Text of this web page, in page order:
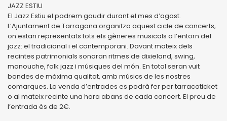
JAZZ ESTIU
El Jazz Estiu el podrem gaudir durant el mes d’agost.
L’Ajuntament de Tarragona organitza aquest cicle de concerts,
on estan representats tots els gèneres musicals a l’entorn del
jazz: el tradicional i el contemporani. Davant mateix dels
recintes patrimonials sonaran ritmes de dixieland, swing,
manouche, folk jazz i músiques del món. En total seran vuit
bandes de màxima qualitat, amb músics de les nostres
comarques. La venda d’entrades es podrà fer per tarracoticket
o al mateix recinte una hora abans de cada concert. El preu de
l’entrada és de 2€.